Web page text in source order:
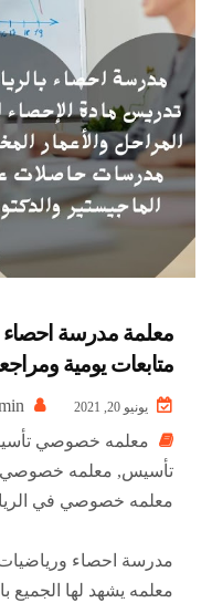
متابعات يومية
يونيو 20, 2021
معلمه خصوصي
تأسيس, معلمه خصوصي
معلمه خصوصي في
معلمه يشهد لها الجميع